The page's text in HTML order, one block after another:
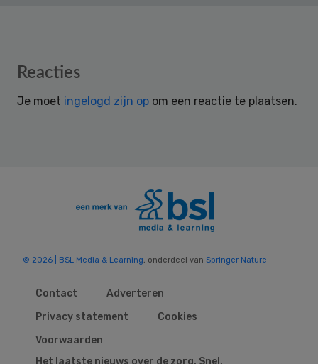
Reader
Reacties
Je moet ingelogd zijn op om een reactie te plaatsen.
© 2026 | BSL Media & Learning, onderdeel van Springer Nature
Contact
Adverteren
Privacy statement
Cookies
Voorwaarden
Het laatste nieuws over de zorg. Snel,